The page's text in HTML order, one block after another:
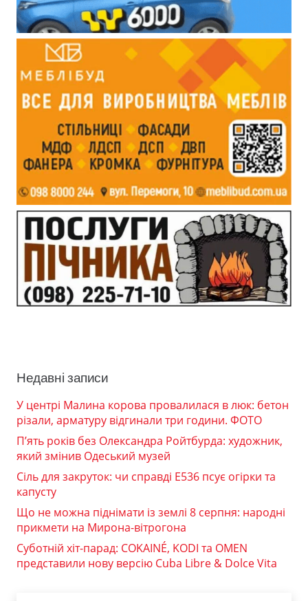
Недавні записи
У центрі Малина корова провалилася в люк: бетон
різали, арматуру відгинали три години. ФОТО
П’ять років без Олександра Ройтбурда: художник,
який змінив Одеський музей
Сіль для закруток: чи справді Е536 псує огірки та
капусту
Що не можна піднімати із землі 8 серпня: народні
прикмети на Мирона-вітрогона
Суботній хіт-парад: COKAINÉ, KODI та OMEN
представили нову версію Cuba Libre & Dolce Vita